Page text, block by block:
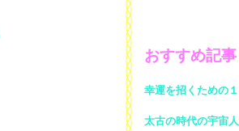
おすすめ記事
幸運を招くための
太古の時代の宇宙